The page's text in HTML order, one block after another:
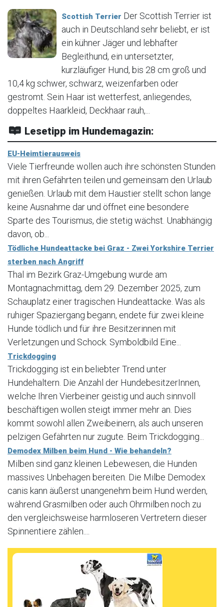
Scottish Terrier Der Scottish Terrier ist
auch in Deutschland sehr beliebt, er ist
ein kühner Jäger und lebhafter
Begleithund, ein untersetzter,
kurzläufiger Hund, bis 28 cm groß und
10,4 kg schwer, schwarz, weizenfarben oder
gestromt. Sein Haar ist wetterfest, anliegendes,
doppeltes Haarkleid, Deckhaar rauh,...
Lesetipp im Hundemagazin:
EU-Heimtierausweis
Viele Tierfreunde wollen auch ihre schönsten Stunden
mit ihren Gefährten teilen und gemeinsam den Urlaub
genießen. Urlaub mit dem Haustier stellt schon lange
keine Ausnahme dar und öffnet eine besondere
Sparte des Tourismus, die stetig wächst. Unabhängig
davon, ob...
Tödliche Hundeattacke bei Graz - Zwei Yorkshire Terrier
sterben nach Angriff
Thal im Bezirk Graz-Umgebung wurde am
Montagnachmittag, dem 29. Dezember 2025, zum
Schauplatz einer tragischen Hundeattacke. Was als
ruhiger Spaziergang begann, endete für zwei kleine
Hunde tödlich und für ihre Besitzerinnen mit
Verletzungen und Schock. Symboldbild Eine...
Trickdogging
Trickdogging ist ein beliebter Trend unter
Hundehaltern. Die Anzahl der HundebesitzerInnen,
welche Ihren Vierbeiner geistig und auch sinnvoll
beschäftigen wollen steigt immer mehr an. Dies
kommt sowohl allen Zweibeinern, als auch unseren
pelzigen Gefährten nur zugute. Beim Trickdogging...
Demodex Milben beim Hund - Wie behandeln?
Milben sind ganz kleinen Lebewesen, die Hunden
massives Unbehagen bereiten. Die Milbe Demodex
canis kann äußerst unangenehm beim Hund werden,
während Grasmilben oder auch Ohrmilben noch zu
den vergleichsweise harmloseren Vertretern dieser
Spinnentiere zählen....